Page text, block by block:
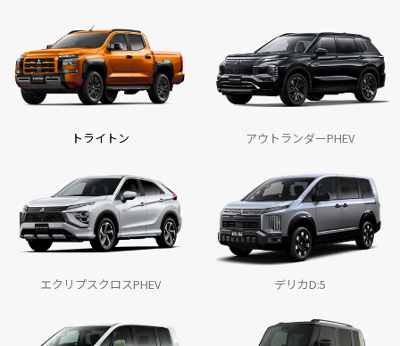
「OTOTEN2025」に出展しました
2025.6.12
ピックアップトラック『トライトン』で国内ラリーに参戦する2チ
ームを技術支援しました
2025.5.28
2025.4.13
『アウトランダーPHEV』が2024年度のPHEVカテゴリー国内販売台
数No.1を獲得、累計販売台数は10万台を突破しました。
2025.4.3
トライトン アウトランダーPHEV
エクリプスクロスPHEV デリカD:5